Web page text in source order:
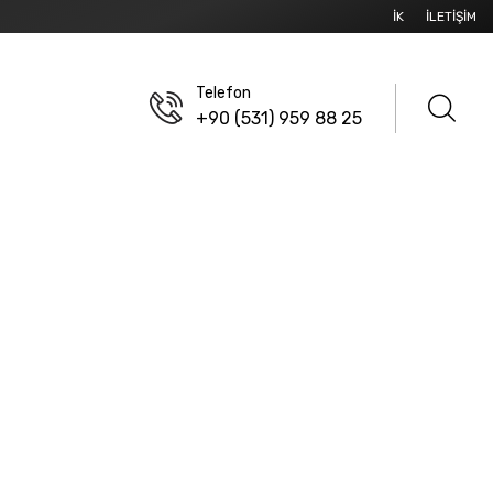
İK İLETIŞIM
Telefon
+90 (531) 959 88 25